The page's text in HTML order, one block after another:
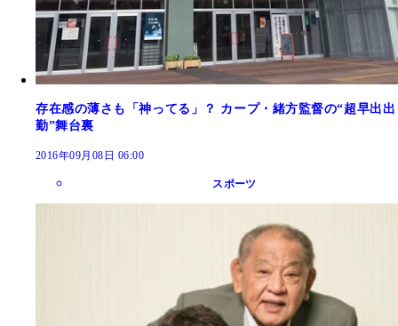
存在感の薄さも「神ってる」？ カープ・緒方監督の“超早出出
勤”舞台裏
2016年09月08日 06:00
スポーツ